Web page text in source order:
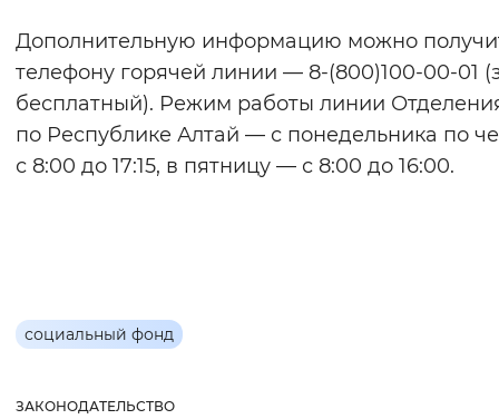
Дополнительную информацию можно
телефону горячей линии — 8-(800)100-00-01
бесплатный). Режим работы линии
по Республике Алтай — с понедельника по
с 8:00 до 17:15, в пятницу — с 8:00 до 16:00.
ЗАКОНОДАТЕЛЬСТВО
социальный фонд